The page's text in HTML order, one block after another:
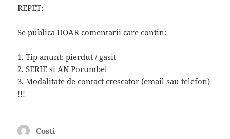
REPET:
Se publica DOAR comentarii care contin:
1. Tip anunt: pierdut / gasit
2. SERIE si AN Porumbel
3. Modalitate de contact crescator (email sau telefon)
!!!
Costi